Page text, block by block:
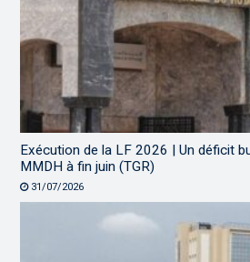
Exécution de la LF 2026 | Un déficit
MMDH à fin juin (TGR)
31/07/2026